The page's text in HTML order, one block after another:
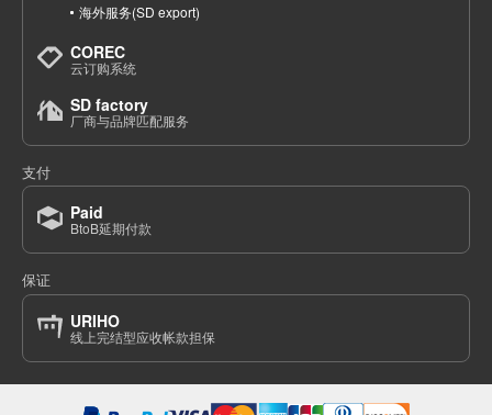
海外服务(SD export)
COREC
云订购系统
SD factory
厂商与品牌匹配服务
支付
Paid
BtoB延期付款
保证
URIHO
线上完结型应收帐款担保